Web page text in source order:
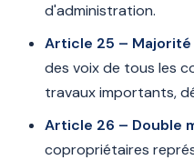
d'administration.
Article 25 – Majorité
des voix de tous les
travaux importants,
Article 26 – Double
copropriétaires